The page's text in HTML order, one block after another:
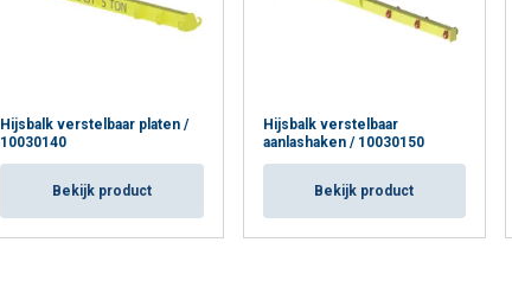
Hijsbalk verstelbaar platen /
10030140
Bekijk product
Hijsbalk verstelbaar
aanlashaken / 10030150
Bekijk product